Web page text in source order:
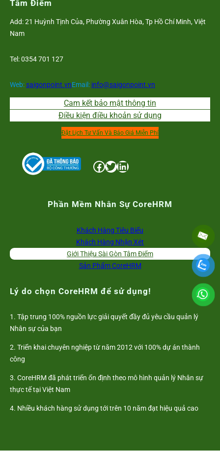
Tâm Điểm
Add: 21 Huỳnh Tịnh Của, Phường Xuân Hòa, Tp Hồ Chí Minh, Việt
Nam
Tel: 0354 701 127
Web:saigonpoint.vnEmail: info@saigonpoint.vn
Cam kết bảo mật thông tin
Điều kiện điều khoản sử dụng
Đặt Lịch Tư Vấn Và Báo Giá Miễn Phí
Facebook Twitter LinkedIn
Phần Mềm Nhân Sự CoreHRM
Khách Hàng Tiêu Biểu
Khách Hàng Nhận Xét
Giới Thiệu Sài Gòn Tâm Điểm
Sản Phẩm CoreHRM
Lý do chọn CoreHRM để sử dụng!
1. Tập trung 100% nguồn lực giải quyết đầy đủ yêu cầu quản lý
Nhân sự của bạn
2. Triển khai chuyên nghiệp từ năm 2012 với 100% dự án thành
công
3. CoreHRM đã phát triển ổn định theo mô hình quản lý Nhân sự
thực tế tại Việt Nam
4. Nhiều khách hàng sử dụng tới trên 10 năm đạt hiệu quả cao